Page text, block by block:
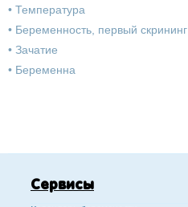
• Температура
• Беременность, первый скрининг
• Зачатие
• Беременна
Сервисы